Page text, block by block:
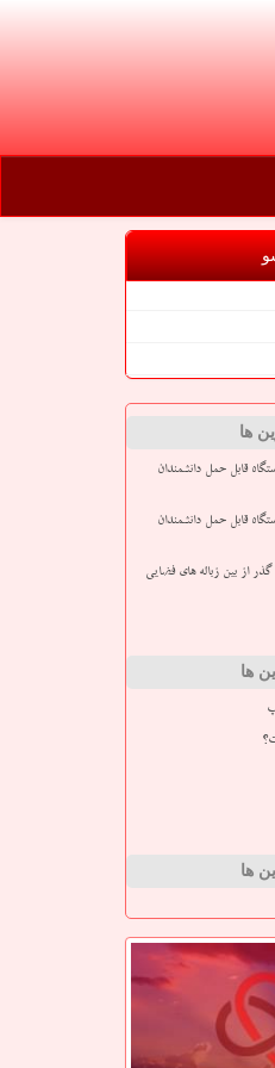
ها
۹۵ درصدی دستگاه قابل حمل دانشمندان
۹۵ درصدی دستگاه قابل حمل دانشمندان
از بین زباله های فضایی
ها
ها